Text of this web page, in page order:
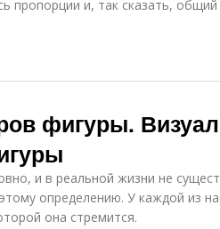
пропорции и, так сказать, общий
фигуры.
и в реальной жизни не
определению. У каждой из
она стремится.